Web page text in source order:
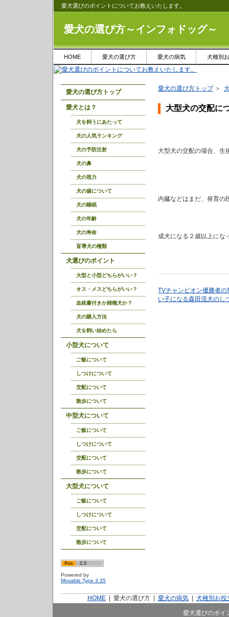
愛犬選びのポイントについてお教えいたします。
愛犬の選び方～インフォドッグ～
HOME 愛犬の選び方 愛犬の病気 犬種別
愛犬の選び方トップ＞
大型犬の交配に
大型犬の交配の場合、生
内臓などはまだ、発育の
成犬になる２歳以上にな
TVチャンピオン優勝者
い子になる森田流犬のし
愛犬の選び方トップ
愛犬とは？
犬を飼うにあたって
犬の人気ランキング
犬の予防注射
犬の鼻
犬の視力
犬の歯について
犬の睡眠
犬の年齢
犬の寿命
盲導犬の種類
犬選びのポイント
大型と小型どちらがいい？
オス・メスどちらがいい？
血統書付きか雑種犬か？
犬の購入方法
犬を飼い始めたら
小型犬について
ご飯について
しつけについて
交配について
散歩について
中型犬について
ご飯について
しつけについて
交配について
散歩について
大型犬について
ご飯について
しつけについて
交配について
散歩について
Rss 2.0
Powered by
Movable Type 3.35
HOME| 愛犬の選び方| 愛犬の病気| 犬種別お役
愛犬選びのポイ